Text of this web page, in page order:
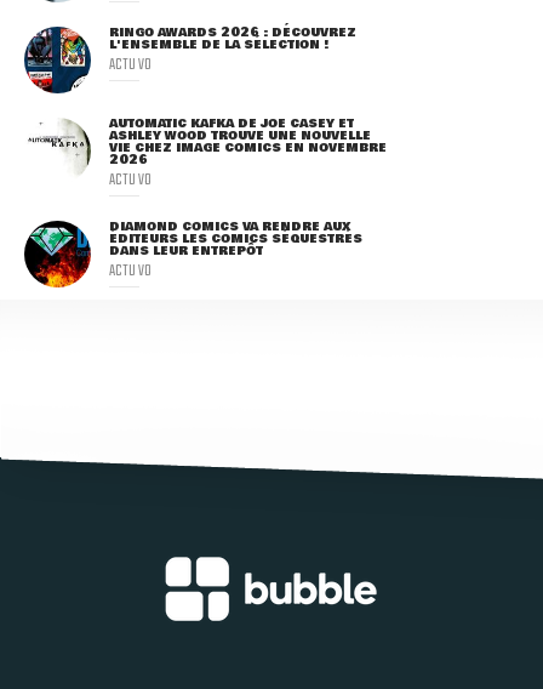
RINGO AWARDS 2026 : DÉCOUVREZ
L'ENSEMBLE DE LA SÉLECTION !
ACTU VO
AUTOMATIC KAFKA DE JOE CASEY ET
ASHLEY WOOD TROUVE UNE NOUVELLE
VIE CHEZ IMAGE COMICS EN NOVEMBRE
2026
ACTU VO
DIAMOND COMICS VA RENDRE AUX
ÉDITEURS LES COMICS SÉQUESTRÉS
DANS LEUR ENTREPÔT
ACTU VO